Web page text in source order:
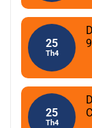
25
Th4
25
Th4